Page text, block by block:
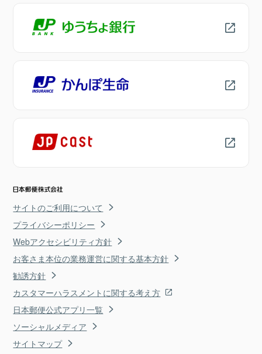
サイトのご利用について
プライバシーポリシー
Webアクセシビリティ方針
お客さま本位の業務運営に関する基本方針
勧誘方針
カスタマーハラスメントに関する考え方
日本郵便公式アプリ一覧
ソーシャルメディア
サイトマップ